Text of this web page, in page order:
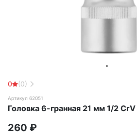
0 (0)
Артикул 62051
Головка 6-гранная 21 мм 1/2 CrV
260 ₽